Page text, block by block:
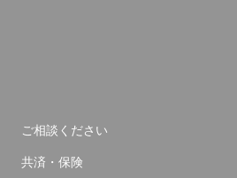
ご相談ください
共済・保険